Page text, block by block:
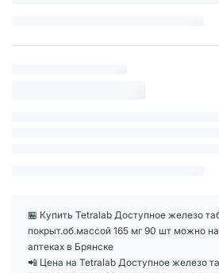
🏪 Купить Tetralab Доступное железо
покрыт.об.массой 165 мг 90 шт можно
аптеках в Брянске
📲 Цена на Tetralab Доступное железо